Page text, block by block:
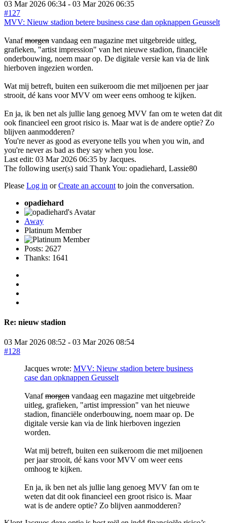
03 Mar 2026 06:34 - 03 Mar 2026 06:35
#127
MVV: Nieuw stadion betere business case dan opknappen Geusselt
Vanafmorgen vandaag een magazine met uitgebreide uitleg,
grafieken, "artist impression" van het nieuwe stadion, financiële
onderbouwing, noem maar op. De digitale versie kan via de link
hierboven ingezien worden.
Wat mij betreft, buiten een suikeroom die met miljoenen per jaar
strooit, dé kans voor MVV om weer eens omhoog te kijken.
En ja, ik ben net als jullie lang genoeg MVV fan om te weten dat dit
ook financieel een groot risico is. Maar wat is de andere optie? Zo
blijven aanmodderen?
You're never as good as everyone tells you when you win, and
you're never as bad as they say when you lose.
Last edit: 03 Mar 2026 06:35 by Jacques.
The following user(s) said Thank You: opadiehard, Lassie80
Please Log in orCreate an account to join the conversation.
opadiehard
Away
Platinum Member
Posts: 2627
Thanks: 1641
Re: nieuw stadion
03 Mar 2026 08:52 - 03 Mar 2026 08:54
#128
Jacques wrote: MVV: Nieuw stadion betere business
case dan opknappen Geusselt
Vanafmorgen vandaag een magazine met uitgebreide
uitleg, grafieken, "artist impression" van het nieuwe
stadion, financiële onderbouwing, noem maar op. De
digitale versie kan via de link hierboven ingezien
worden.
Wat mij betreft, buiten een suikeroom die met miljoenen
per jaar strooit, dé kans voor MVV om weer eens
omhoog te kijken.
En ja, ik ben net als jullie lang genoeg MVV fan om te
weten dat dit ook financieel een groot risico is. Maar
wat is de andere optie? Zo blijven aanmodderen?